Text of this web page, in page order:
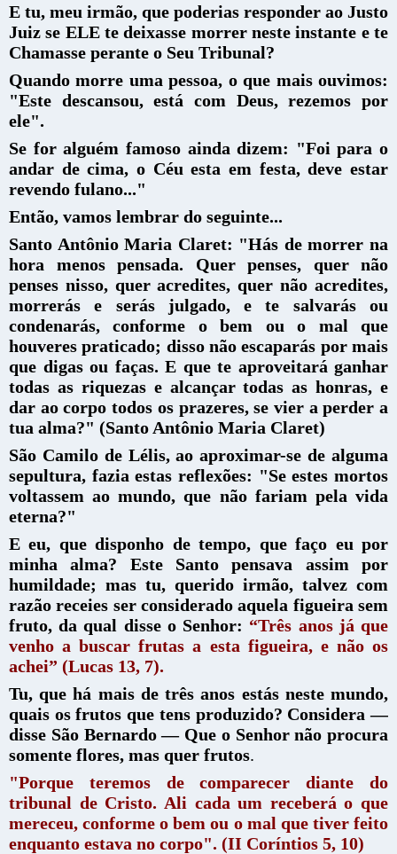
E tu, meu irmão, que poderias responder ao Justo
Juiz se ELE te deixasse morrer neste instante e te
Chamasse perante o Seu Tribunal?
Quando morre uma pessoa, o que mais ouvimos:
"Este descansou, está com Deus, rezemos por
ele".
Se for alguém famoso ainda dizem: "Foi para o
andar de cima, o Céu esta em festa, deve estar
revendo fulano..."
Então, vamos lembrar do seguinte...
Santo Antônio Maria Claret: "Hás de morrer na
hora menos pensada. Quer penses, quer não
penses nisso, quer acredites, quer não acredites,
morrerás e serás julgado, e te salvarás ou
condenarás, conforme o bem ou o mal que
houveres praticado; disso não escaparás por mais
que digas ou faças. E que te aproveitará ganhar
todas as riquezas e alcançar todas as honras, e
dar ao corpo todos os prazeres, se vier a perder a
tua alma?" (Santo Antônio Maria Claret)
São Camilo de Lélis, ao aproximar-se de alguma
sepultura, fazia estas reflexões: "Se estes mortos
voltassem ao mundo, que não fariam pela vida
eterna?"
E eu, que disponho de tempo, que faço eu por
minha alma? Este Santo pensava assim por
humildade; mas tu, querido irmão, talvez com
razão receies ser considerado aquela figueira sem
fruto, da qual disse o Senhor: “Três anos já que
venho a buscar frutas a esta figueira, e não os
achei” (Lucas 13, 7).
Tu, que há mais de três anos estás neste mundo,
quais os frutos que tens produzido? Considera —
disse São Bernardo — Que o Senhor não procura
somente flores, mas quer frutos.
"Porque teremos de comparecer diante do
tribunal de Cristo. Ali cada um receberá o que
mereceu, conforme o bem ou o mal que tiver feito
enquanto estava no corpo". (II Coríntios 5, 10)